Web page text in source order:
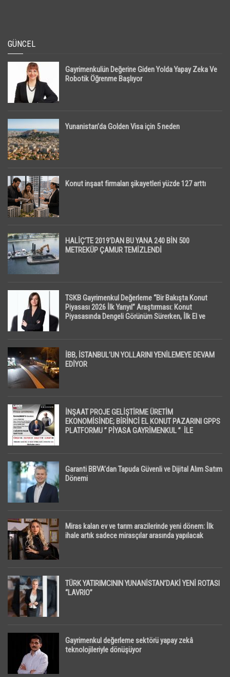
GÜNCEL
Gayrimenkulün Değerine Giden Yolda Yapay Zeka Ve
Robotik Öğrenme Başlıyor
Yunanistan’da Golden Visa için 5 neden
Konut inşaat firmaları şikayetleri yüzde 127 arttı
HALİÇ’TE 2019’DAN BU YANA 240 BİN 500
METREKÜP ÇAMUR TEMİZLENDİ
TSKB Gayrimenkul Değerleme “Bir Bakışta Konut
Piyasası 2026 İlk Yarıyıl” Araştırması: Konut
Piyasasında Dengeli Görünüm Sürerken, İlk El ve
İBB, İSTANBUL’UN YOLLARINI YENİLEMEYE DEVAM
EDİYOR
İNŞAAT PROJE GELİŞTİRME ÜRETİM
EKONOMİSİNDE; BİRİNCİ EL KONUT PAZARINI GPPS
PLATFORMU ” PİYASA GAYRİMENKUL ” İLE
Garanti BBVA’dan Tapuda Güvenli ve Dijital Alım Satım
Dönemi
Miras kalan ev ve tarım arazilerinde yeni dönem: İlk
ihale artık sadece mirasçılar arasında yapılacak
TÜRK YATIRIMCININ YUNANİSTAN’DAKİ YENİ ROTASI
“LAVRIO”
Gayrimenkul değerleme sektörü yapay zekâ
teknolojileriyle dönüşüyor